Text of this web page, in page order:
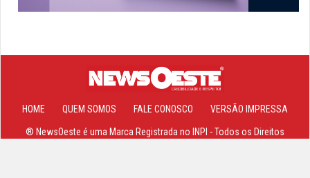
HOME QUEM SOMOS FALE CONOSCO VERSÃO IMPRESSA
® NewsOeste é uma Marca Registrada no INPI - Todos os Direitos